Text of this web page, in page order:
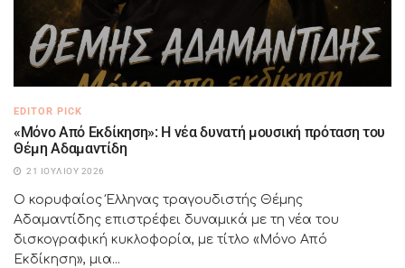
EDITOR PICK
«Μόνο Από Εκδίκηση»: Η νέα δυνατή μουσική πρόταση του
Θέμη Αδαμαντίδη
21 ΙΟΥΛΊΟΥ 2026
Ο κορυφαίος Έλληνας τραγουδιστής Θέμης
Αδαμαντίδης επιστρέφει δυναμικά με τη νέα του
δισκογραφική κυκλοφορία, με τίτλο «Μόνο Από
Εκδίκηση», μια...